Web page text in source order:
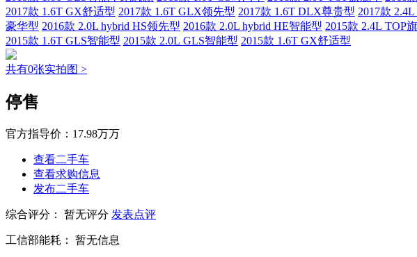
2017款 1.6T GX舒适型 2017款 1.6T GLX领先型 2017款 1.6T DLX尊贵型 2017款
豪华型 2016款 2.0L hybrid HS领先型 2016款 2.0L hybrid HE智能型 2015款 2.4L TOP
2015款 1.6T GLS智能型 2015款 2.0L GLS智能型 2015款 1.6T GX舒适型
共有0张实拍图 >
停售
官方指导价： 17.98万万
查看二手车
查看求购信息
发布二手车
综合评分： 暂无评分 发表点评
工信部能耗： 暂无信息